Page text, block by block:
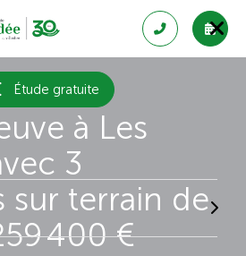
Étude gratuite
résultats
à Les
3
sur terrain de
400 €